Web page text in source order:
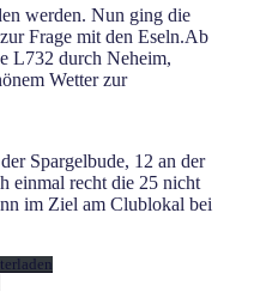
werden. Nun ging die
Frage mit den Eseln.Ab
L732 durch Neheim,
Wetter zur
Spargelbude, 12 an der
einmal recht die 25 nicht
im Ziel am Clublokal bei